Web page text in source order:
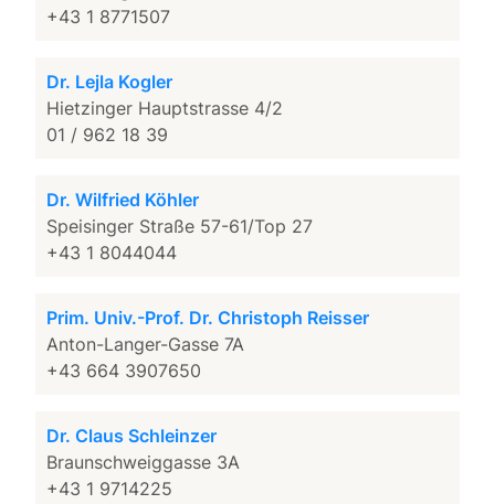
+43 1 8771507
Dr. Lejla Kogler
Hietzinger Hauptstrasse 4/2
01 / 962 18 39
Dr. Wilfried Köhler
Speisinger Straße 57-61/Top 27
+43 1 8044044
Prim. Univ.-Prof. Dr. Christoph Reisser
Anton-Langer-Gasse 7A
+43 664 3907650
Dr. Claus Schleinzer
Braunschweiggasse 3A
+43 1 9714225